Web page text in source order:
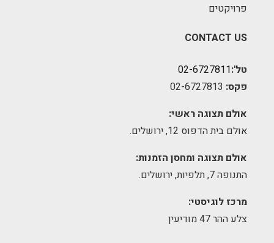
פרויקטים
CONTACT US
טל':02-6727811
פקס:
אולם תצוגה ראשי:
אולם בית הדפוס 12, ירושלים.
אולם תצוגה ומחסן הזמנות:
התנופה 7, תלפיות, ירושלים.
מרכז לוגיסטי:
צלע ההר 47 מודיעין